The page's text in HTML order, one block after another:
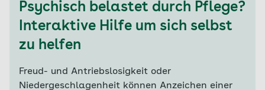
Psychisch belastet durch Pflege?
Interaktive Hilfe um sich selbst
zu helfen
Freud- und Antriebslosigkeit oder
Niedergeschlagenheit können Anzeichen einer